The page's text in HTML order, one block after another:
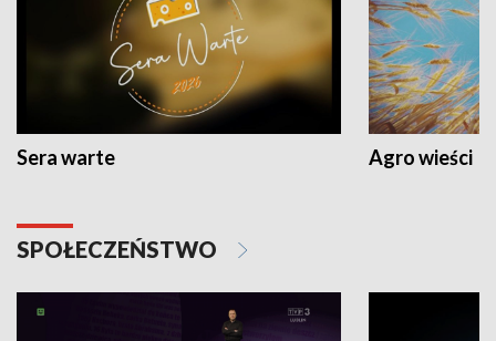
Sera warte Agro wieści
SPOŁECZEŃSTWO